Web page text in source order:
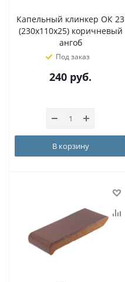
Капельный клинкер ОК 23
(230х110х25) коричневый
ангоб
Под заказ
240 руб.
В корзину